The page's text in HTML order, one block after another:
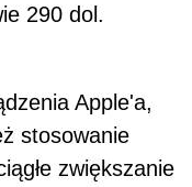
290 dol.
Apple'a,
stosowanie
zwiększanie